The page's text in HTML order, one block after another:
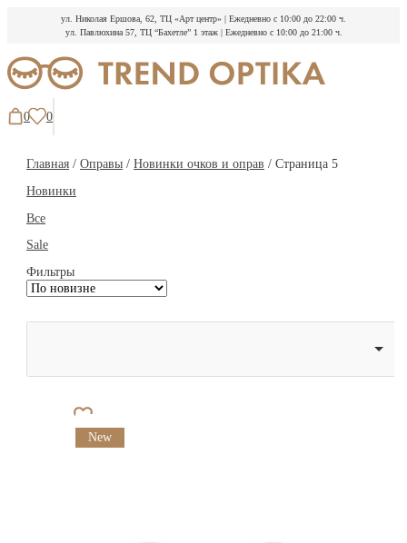
ул. Николая Ершова, 62, ТЦ «Арт центр» | Ежедневно с 10:00 до 22:00 ч.
ул. Павлюхина 57, ТЦ “Бахетле” 1 этаж | Ежедневно с 10:00 до 21:00 ч.
к
содержимому
0 0
Главная /Оправы /Новинки очков и оправ / Страница 5
Новинки
Все
Sale
Фильтры
New